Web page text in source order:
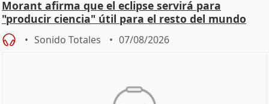
Morant afirma que el eclipse servirá para
"producir ciencia" útil para el resto del mundo
Sonido Totales 07/08/2026